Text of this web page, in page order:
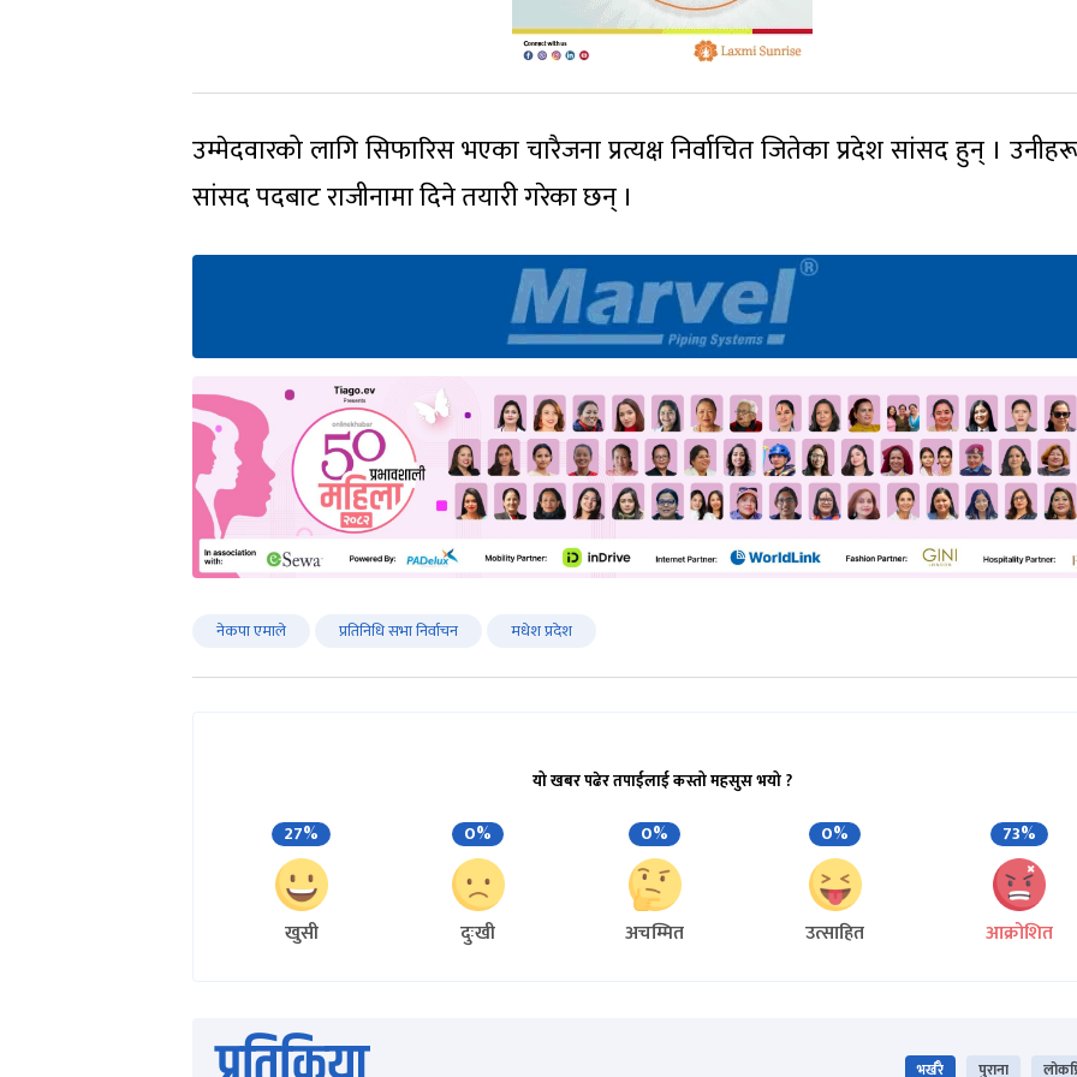
उम्मेदवारको लागि सिफारिस भएका चारैजना प्रत्यक्ष निर्वाचित जितेका प्रदेश सांसद हुन् ।
सांसद पदबाट राजीनामा दिने तयारी गरेका छन् ।
नेकपा एमाले प्रतिनिधि सभा निर्वाचन मधेश प्रदेश
यो खबर पढेर तपाईलाई कस्तो महसुस भयो ?
27%
खुसी
0%
दुःखी
0%
अचम्मित
0%
उत्साहित
73%
आक्रोशित
भर्खरै पुराना